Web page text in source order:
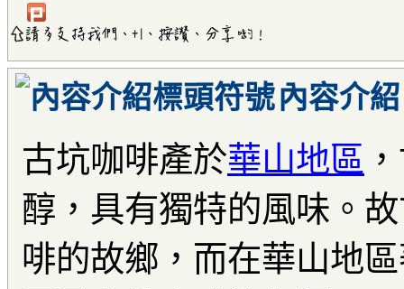
內容介紹
古坑咖啡產於華山地區
醇，具有獨特的風味。
啡的故鄉，而在華山地